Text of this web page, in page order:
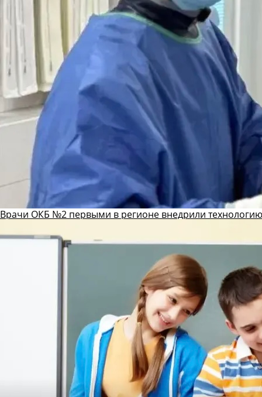
Врачи ОКБ №2 первыми в регионе внедрили